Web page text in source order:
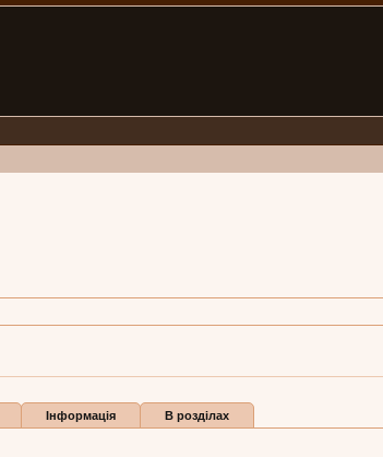
Інформація В розділах